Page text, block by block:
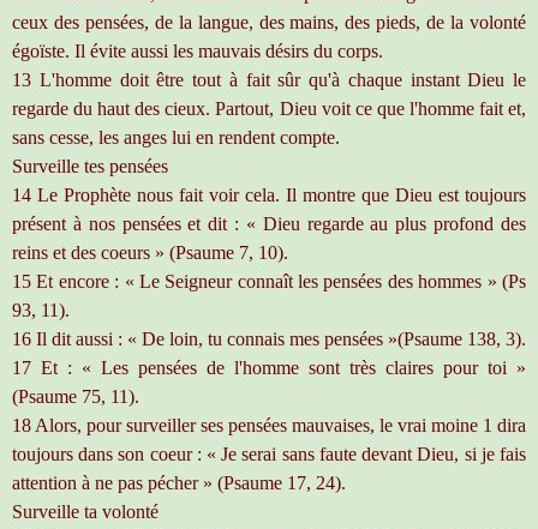
ceux des pensées, de la langue, des mains, des pieds, de la volonté
égoïste. Il évite aussi les mauvais désirs du corps.
13 L'homme doit être tout à fait sûr qu'à chaque instant Dieu le
regarde du haut des cieux. Partout, Dieu voit ce que l'homme fait et,
sans cesse, les anges lui en rendent compte.
Surveille tes pensées
14 Le Prophète nous fait voir cela. Il montre que Dieu est toujours
présent à nos pensées et dit : « Dieu regarde au plus profond des
reins et des coeurs » (Psaume 7, 10).
15 Et encore : « Le Seigneur connaît les pensées des hommes » (Ps
93, 11).
16 Il dit aussi : « De loin, tu connais mes pensées »(Psaume 138, 3).
17 Et : « Les pensées de l'homme sont très claires pour toi »
(Psaume 75, 11).
18 Alors, pour surveiller ses pensées mauvaises, le vrai moine 1 dira
toujours dans son coeur : « Je serai sans faute devant Dieu, si je fais
attention à ne pas pécher » (Psaume 17, 24).
Surveille ta volonté